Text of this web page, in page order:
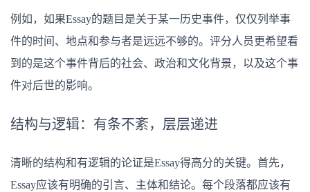
例如，如果Essay的题目是关于某一历史事件，仅仅列举事
件的时间、地点和参与者是远远不够的。评分人员更希望看
到的是这个事件背后的社会、政治和文化背景，以及这个事
件对后世的影响。
结构与逻辑：有条不紊，层层递进
清晰的结构和有逻辑的论证是Essay得高分的关键。首先，
Essay应该有明确的引言、主体和结论。每个段落都应该有